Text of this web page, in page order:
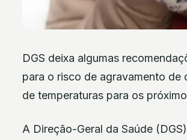
DGS deixa algumas
para o risco de agravamento de
de temperaturas para os
A Direção-Geral da Saúde